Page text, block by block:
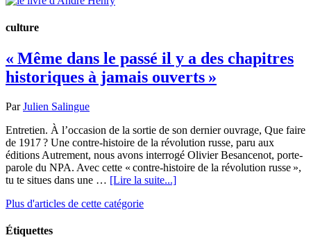
culture
« Même dans le passé il y a des chapitres
historiques à jamais ouverts »
ParJulien Salingue
Entretien. À l’occasion de la sortie de son dernier ouvrage, Que faire
de 1917 ? Une contre-histoire de la révolution russe, paru aux
éditions Autrement, nous avons interrogé Olivier Besancenot, porte-
parole du NPA. Avec cette « contre-histoire de la révolution russe »,
tu te situes dans une … [Lire la suite...]
Plus d'articles de cette catégorie
Étiquettes